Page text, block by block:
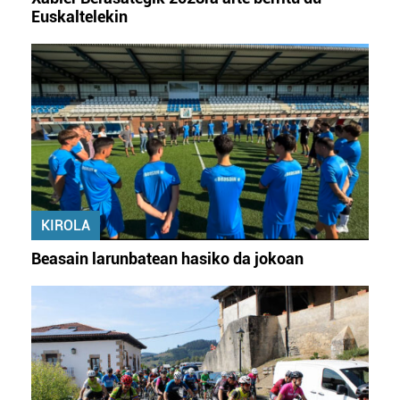
Euskaltelekin
KIROLA
Beasain larunbatean hasiko da jokoan